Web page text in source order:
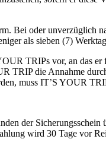
Bei oder unverzüglich
als sieben (7)
TRIPs vor, an das er
TRIP die Annahme
muss IT’S YOUR
der Sicherungsschein
wird 30 Tage vor